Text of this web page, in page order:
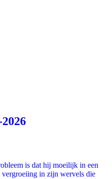
is dat hij moeilijk in een
vergroeiing in zijn wervels die